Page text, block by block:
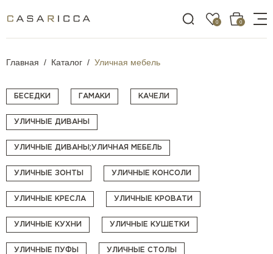
0 0
Главная Каталог Уличная мебель
БЕСЕДКИ ГАМАКИ КАЧЕЛИ
УЛИЧНЫЕ ДИВАНЫ
УЛИЧНЫЕ ДИВАНЫ;УЛИЧНАЯ МЕБЕЛЬ
УЛИЧНЫЕ ЗОНТЫ УЛИЧНЫЕ КОНСОЛИ
УЛИЧНЫЕ КРЕСЛА УЛИЧНЫЕ КРОВАТИ
УЛИЧНЫЕ КУХНИ УЛИЧНЫЕ КУШЕТКИ
УЛИЧНЫЕ ПУФЫ УЛИЧНЫЕ СТОЛЫ